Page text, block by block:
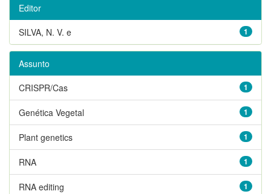
Editor
1
SILVA, N. V. e
Assunto
1
CRISPR/Cas
1
Genética Vegetal
1
Plant genetics
1
RNA
1
RNA editing